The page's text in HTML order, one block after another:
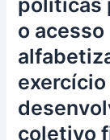
o
exercício
coletivo